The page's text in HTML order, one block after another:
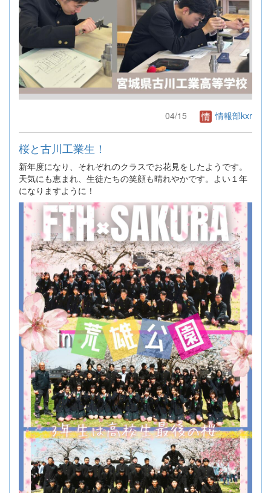
04/15 情報部kxr
桜と古川工業生！
新年度になり、それぞれのクラスでお花見をしたようです。
天気にも恵まれ、生徒たちの笑顔も晴れやかです。よい１年
になりますように！